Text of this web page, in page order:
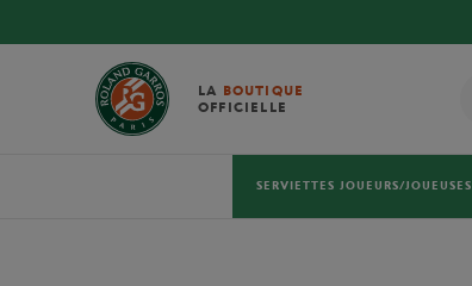
LA BOUTIQUE
OFFICIELLE
SERVIETTES JOUEURS/JOUEUSES